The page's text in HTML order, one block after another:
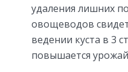
удаления лишних
овощеводов
ведении куста в 3
повышается